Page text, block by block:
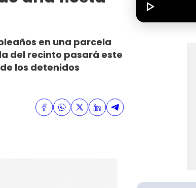
en una parcela
del recinto pasará este
los detenidos